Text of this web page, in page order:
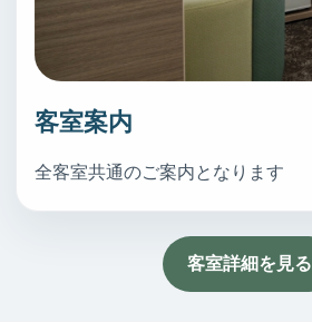
客室案内
全客室共通のご案内となります
客室詳細を見る